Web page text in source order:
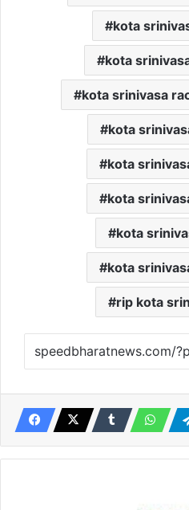
kota
kota
kota srinivasa
kota
kota
kota
kota
kota
rip kota